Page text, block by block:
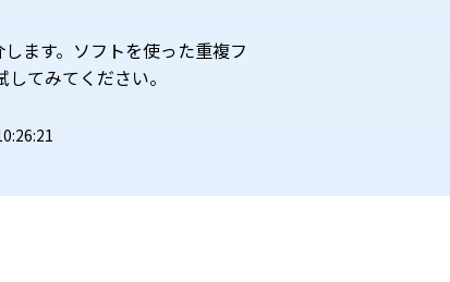
ます。ソフトを使った重複フ
てみてください。